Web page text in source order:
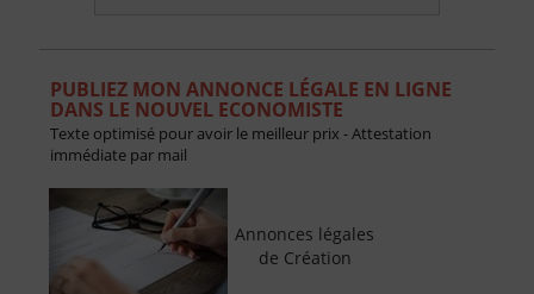
PUBLIEZ MON ANNONCE LÉGALE EN LIGNE
DANS LE NOUVEL ECONOMISTE
Texte optimisé pour avoir le meilleur prix - Attestation
immédiate par mail
Annonces légales
de Création